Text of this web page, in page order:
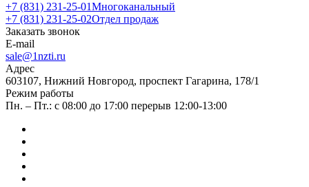
+7 (831) 231-25-01Многоканальный
+7 (831) 231-25-02Отдел продаж
Заказать звонок
E-mail
sale@1nzti.ru
Адрес
603107, Нижний Новгород, проспект Гагарина, 178/1
Режим работы
Пн. – Пт.: с 08:00 до 17:00 перерыв 12:00-13:00